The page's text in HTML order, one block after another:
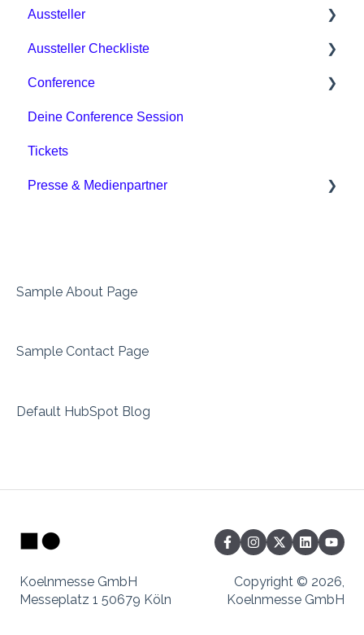
Allgemein / Organisatorisches
Digitale Event Plattform / DMEXCO App
Tickets & Preise
Sonstiges
Aussteller
Pakete & Preise
Organisatorisches / Messevorbereitung
Tipps für Aussteller
Digitale Event Plattform
Aussteller Checkliste
Phase 1
Phase 2
Phase 3
Phase 4
Conference
Sessions & Formate
Für Speaker
Deine Conference Session
Tickets
Presse & Medienpartner
Sample About Page
Sample Contact Page
Default HubSpot Blog
Koelnmesse GmbH
Messeplatz 1 50679 Köln
Copyright © 2026,
Koelnmesse GmbH